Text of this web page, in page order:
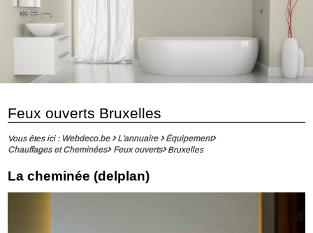
Feux ouverts Bruxelles
Vous êtes ici : Webdeco.be L'annuaire
Équipement
Chauffages et Cheminées
Feux ouverts Bruxelles
La cheminée (delplan)